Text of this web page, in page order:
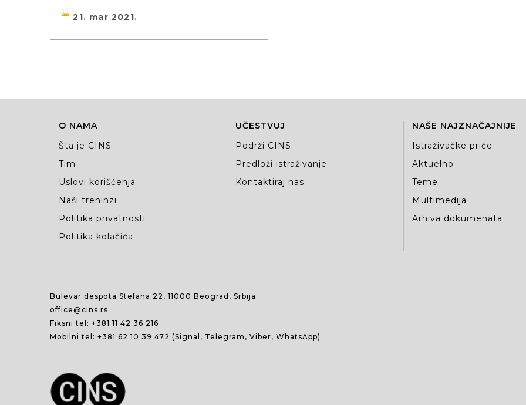
21. mar 2021.
O NAMA
Šta je CINS
Tim
Uslovi korišćenja
Naši treninzi
Politika privatnosti
Politika kolačića
UČESTVUJ
Podrži CINS
Predloži istraživanje
Kontaktiraj nas
NAŠE NAJZNAČAJNIJE
Istraživačke priče
Aktuelno
Teme
Multimedija
Arhiva dokumenata
Bulevar despota Stefana 22, 11000 Beograd, Srbija
office@cins.rs
Fiksni tel: +381 11 42 36 216
Mobilni tel: +381 62 10 39 472 (Signal, Telegram, Viber, WhatsApp)